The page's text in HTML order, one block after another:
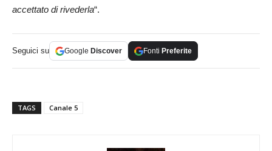
accettato di rivederla“.
Seguici su Google Discover Fonti Preferite
TAGS Canale 5